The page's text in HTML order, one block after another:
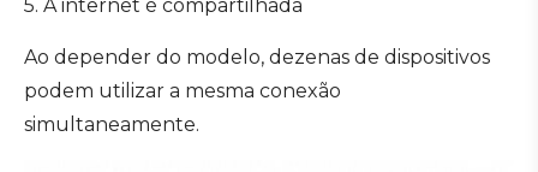
5. A internet é compartilhada
Ao depender do modelo, dezenas de dispositivos
podem utilizar a mesma conexão
simultaneamente.